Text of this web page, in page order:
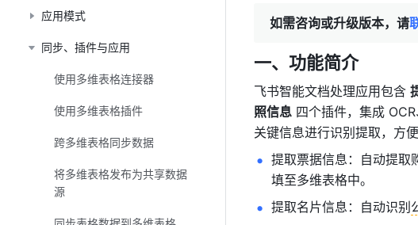
应用模式
同步、插件与应用
使用多维表格连接器
使用多维表格插件
跨多维表格同步数据
将多维表格发布为共享数据
源
如需咨询或升级版本，请
一、功能简介
飞书智能文档处理应用包含
照信息 四个插件，集成
关键信息进行识别提取， 方
提取票据信息：自动提取
填至多维表格中。
提取名片信息：自动识别